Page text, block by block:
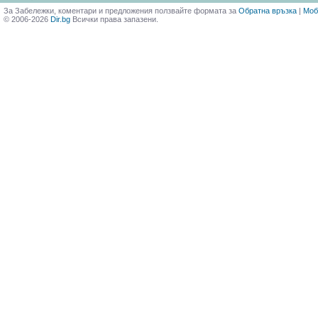
За Забележки, коментари и предложения ползвайте формата за Обратна връзка |
© 2006-2026 Dir.bg Всички права запазени.